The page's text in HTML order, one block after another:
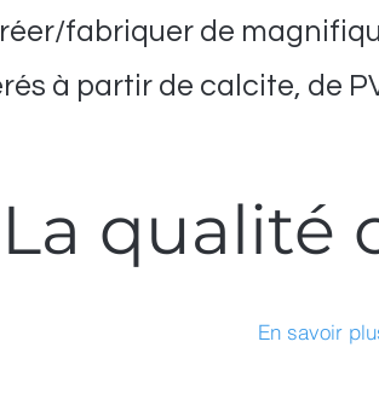
fabriquer de
à partir de calcite, de
La qualité
En savoir